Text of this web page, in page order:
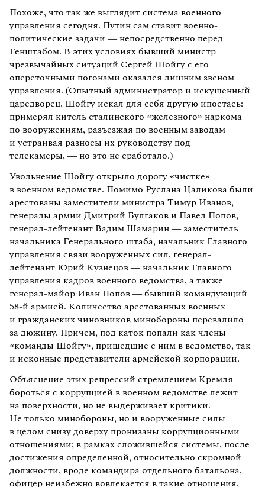
Похоже, что так же выглядит система военного
управления сегодня. Путин сам ставит военно-
политические задачи — непосредственно перед
Генштабом. В этих условиях бывший министр
чрезвычайных ситуаций Сергей Шойгу с его
опереточными погонами оказался лишним звеном
управления. (Опытный администратор и искушенный
царедворец, Шойгу искал для себя другую ипостась:
примерял китель сталинского «железного» наркома
по вооружениям, разъезжая по военным заводам
и устраивая разносы их руководству под
телекамеры, — но это не сработало.)
Увольнение Шойгу открыло дорогу «чистке»
в военном ведомстве. Помимо Руслана Цаликова были
арестованы заместители министра Тимур Иванов,
генералы армии Дмитрий Булгаков и Павел Попов,
генерал-лейтенант Вадим Шамарин — заместитель
начальника Генерального штаба, начальник Главного
управления связи вооруженных сил, генерал-
лейтенант Юрий Кузнецов — начальник Главного
управления кадров военного ведомства, а также
генерал-майор Иван Попов — бывший командующий
58-й армией. Количество арестованных военных
и гражданских чиновников минобороны перевалило
за дюжину. Причем, под каток попали как члены
«команды Шойгу», пришедшие с ним в ведомство, так
и исконные представители армейской корпорации.
Объяснение этих репрессий стремлением Кремля
бороться с коррупцией в военном ведомстве лежит
на поверхности, но не выдерживает критики.
Не только минобороны, но и вооруженные силы
в целом снизу доверху пронизаны коррупционными
отношениями; в рамках сложившейся системы, после
достижения определенной, относительно скромной
должности, вроде командира отдельного батальона,
офицер неизбежно вовлекается в такие отношения,